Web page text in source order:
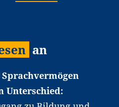
an
Unterschied: